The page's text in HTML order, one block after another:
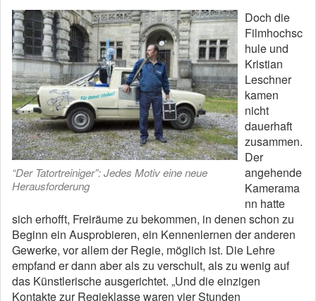
“Der Tatortreiniger”: Jedes Motiv eine neue
Herausforderung
Doch die
Filmhochsc
hule und
Kristian
Leschner
kamen
nicht
dauerhaft
zusammen.
Der
angehende
Kamerama
nn hatte
sich erhofft, Freiräume zu bekommen, in denen schon zu
Beginn ein Ausprobieren, ein Kennenlernen der anderen
Gewerke, vor allem der Regie, möglich ist. Die Lehre
empfand er dann aber als zu verschult, als zu wenig auf
das Künstlerische ausgerichtet. „Und die einzigen
Kontakte zur Regieklasse waren vier Stunden